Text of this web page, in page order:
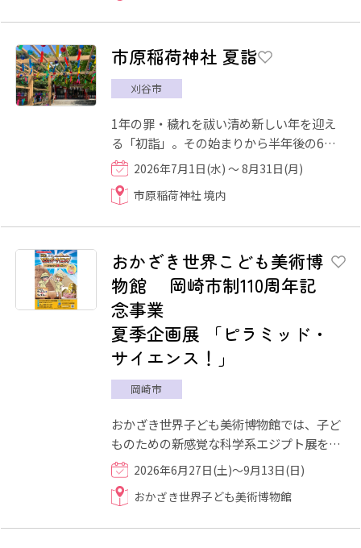
市原稲荷神社 夏詣
刈谷市
1年の罪・穢れを祓い清め新しい年を迎え
る「初詣」。その始まりから半年後の6月
末日には半年間の罪・穢れを祓い清める
「夏越大祓式(なごしのおおは...
2026年7月1日(水) ～ 8月31日(月)
市原稲荷神社 境内
おかざき世界こども美術博
物館 岡崎市制110周年記
念事業
夏季企画展 「ピラミッド・
サイエンス！」
岡崎市
おかざき世界子ども美術博物館では、子ど
ものための新感覚な科学系エジプト展を開
催します。 エジプト考古学者である吉村作
治先生監修のもと、神...
2026年6月27日(土)～9月13日(日)
おかざき世界子ども美術博物館